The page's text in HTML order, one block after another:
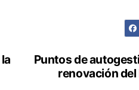
Puntos de
renovación